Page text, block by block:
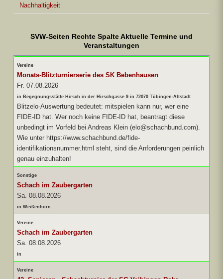
Nachhaltigkeit
SVW-Seiten Rechte Spalte Aktuelle Termine und
Veranstaltungen
Vereine
Monats-Blitzturnierserie des SK Bebenhausen
Fr. 07.08.2026
in Begegnungsstätte Hirsch in der Hirschgasse 9 in 72070 Tübingen-Altstadt
Blitzelo-Auswertung bedeutet: mitspielen kann nur, wer eine
FIDE-ID hat. Wer noch keine FIDE-ID hat, beantragt diese
unbedingt im Vorfeld bei Andreas Klein (elo@schachbund.com).
Wie unter https://www.schachbund.de/fide-
identifikationsnummer.html steht, sind die Anforderungen peinlich
genau einzuhalten!
Sonstige
Schach im Zaubergarten
Sa. 08.08.2026
in Weißenhorn
Vereine
Schach im Zaubergarten
Sa. 08.08.2026
in
Vereine